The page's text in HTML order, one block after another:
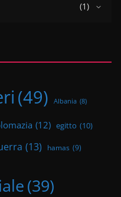
(1)
(49) Albania (8)
(12) egitto (10)
(13) hamas (9)
(39)